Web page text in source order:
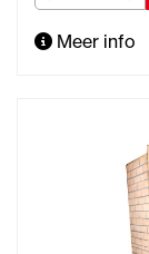
Meer info